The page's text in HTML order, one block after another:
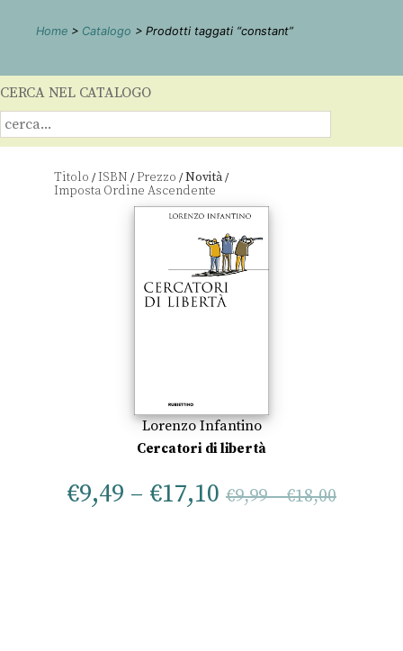
Home > Catalogo > Prodotti taggati “constant”
CERCA NEL CATALOGO
Titolo /ISBN /Prezzo /Novità/
Lorenzo Infantino
Cercatori di libertà
€9,49 – €17,10 €9,99–€18,00